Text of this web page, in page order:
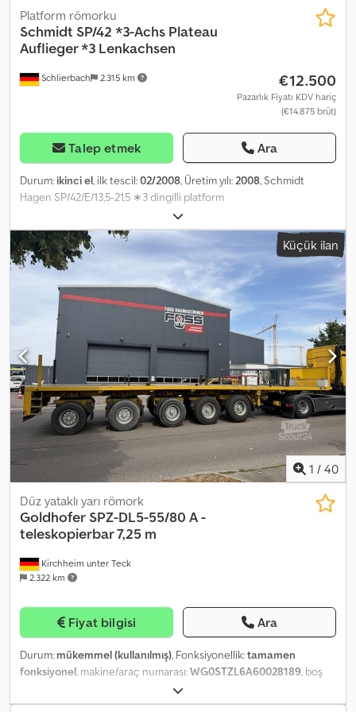
Schlierbach 2.315 km
Platform römorku
Schmidt SP/42 *3-Achs Plateau
Auflieger *3 Lenkachsen
€12.500
Pazarlık Fiyatı KDV hariç
(€14.875 brüt)
Talep etmek Ara
Durum: ikinci el, ilk tescil:02/2008, Üretim yılı:2008, Schmidt
Hagen SP/42/E/13,5-21,5 ∗3 dingilli platform
dorse∗Yönlendirilebilir dingiller∗ALCOA∗ !!! Çok iyi durumda !!! ●
ABS ● Havalı süspansiyon ● Kaldırma/indirme sistemi ● Zemin
yüksekliği: 1.420 mm ● Alcoa - Dura Bright jantlar ● 3 x Mercedes
dingil, disk frenli ● Tüm 3 dingil yönlendirilebilir! ● Lastik ölçüsü:
385/55 R 22.5 ● Diş derinliği: 3/2 / 5/4 / 5/6 mm Csdoyutxzepfx
Akrsha ● Toplam ağırlık: 42.000 kg ● Boş ağırlık: 10.200 kg ● Yük
kapasitesi: 31.800 kg - Alman dorse - TÜV / Araç muayenesi: İsteğe
bağlı ve ek ücret karşılığında: YENİ! Hatalar ve ara satış hakkı
saklıdır! = Daha fazla bilgi = Daha fazla bilgi için Joannis
Arpantzanis veya Kai Bühler ile iletişime geçin.
Küçük ilan
1 / 40
Kirchheim unter Teck
2.322 km
Düz yataklı yarı römork
Goldhofer SPZ-DL5-55/80 A -
teleskopierbar 7,25 m
Fiyat bilgisi Ara
Durum: mükemmel (kullanılmış), Fonksiyonellik:tamamen
fonksiyonel, makine/araç numarası:WG0STZL6A60028189, boş
, azami yük ağırlığı:
68.000 kg, dingil konfigürasyonu:3 aks, izin verilen dingil yükü